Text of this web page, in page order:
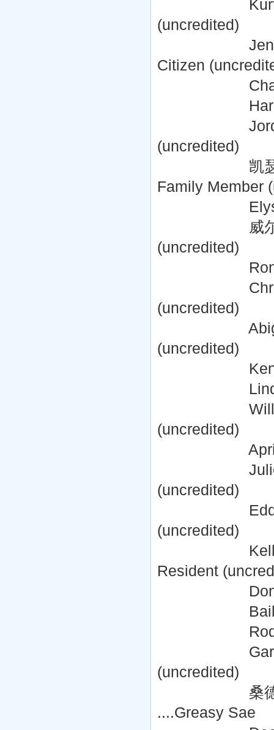
Kurt
(uncredited)
Jenna
Citizen
Charles
Harley
Jordan
(uncredited)
凯瑟琳·迪
Family Member
Elyse
威尔·弗拉
(uncredited)
Ron
Christian
(uncredited)
Abigail
(uncredited)
Kenneth
Lindley
William
(uncredited)
April
Juliet
(uncredited)
Edd
(uncredited)
Kelly
Resident
Don Teems
Bailee
Rode
Gary Miller
(uncredited)
桑德拉·艾
....Greasy Sae